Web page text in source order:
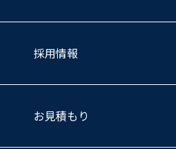
採用情報
お見積もり